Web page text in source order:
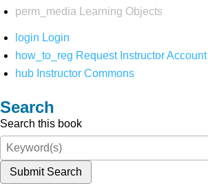
perm_media
Learning Objects
login Login
how_to_reg Request Instructor Account
hub Instructor Commons
Search
Search this book
Submit Search